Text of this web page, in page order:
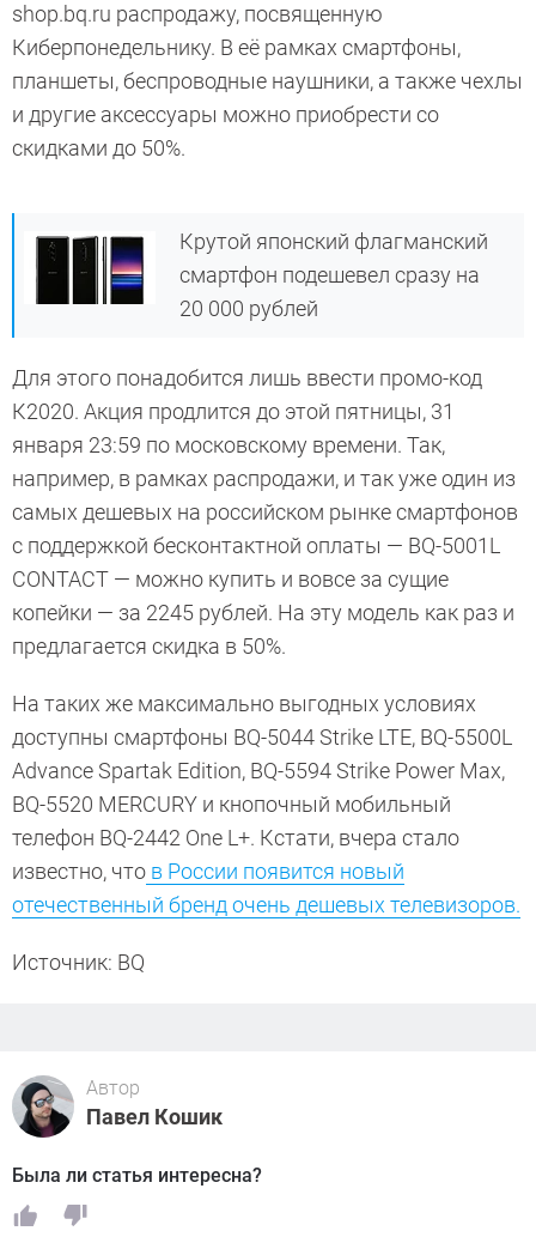
shop.bq.ru распродажу, посвященную
Киберпонедельнику. В её рамках смартфоны,
планшеты, беспроводные наушники, а также чехлы
и другие аксессуары можно приобрести со
скидками до 50%.
Крутой японский флагманский
смартфон подешевел сразу на
20 000 рублей
Для этого понадобится лишь ввести промо-код
К2020. Акция продлится до этой пятницы, 31
января 23:59 по московскому времени. Так,
например, в рамках распродажи, и так уже один из
самых дешевых на российском рынке смартфонов
с поддержкой бесконтактной оплаты — BQ-5001L
CONTACT — можно купить и вовсе за сущие
копейки — за 2245 рублей. На эту модель как раз и
предлагается скидка в 50%.
На таких же максимально выгодных условиях
доступны смартфоны BQ-5044 Strike LTE, BQ-5500L
Advance Spartak Edition, BQ-5594 Strike Power Max,
BQ-5520 MERCURY и кнопочный мобильный
телефон BQ-2442 One L+. Кстати, вчера стало
известно, что в России появится новый
отечественный бренд очень дешевых телевизоров.
Источник: BQ
Автор
Павел Кошик
Была ли статья интересна?